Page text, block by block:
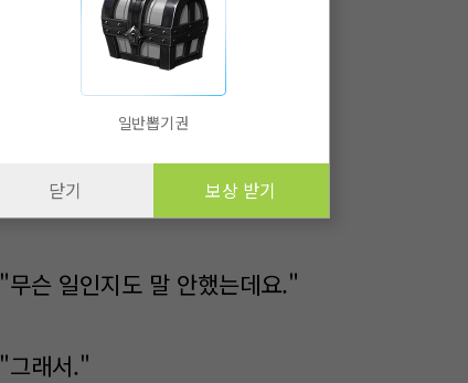
그래도 어쩔 수 없이 주섬주섬
보호구를 입었다.
관장 아저씨는 벌써 뻐득거리며
몸을 풀고 있었다.
"무슨 일인지도 말 안했는데요."
"그래서."
일반뽑기권
닫기 보상 받기